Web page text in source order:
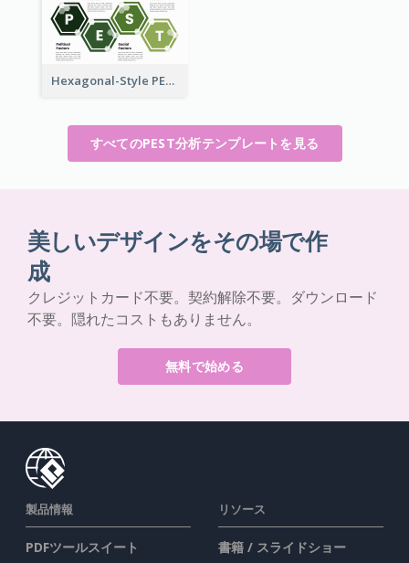
Hexagonal-Style PEST Analysis for Infographic
すべてのPEST分析テンプレートを見る
美しいデザインをその場で作
成
クレジットカード不要。契約解除不要。ダウンロード
不要。隠れたコストもありません。
無料で始める
製品情報
PDFツールスイート
リソース
書籍 / スライドショー